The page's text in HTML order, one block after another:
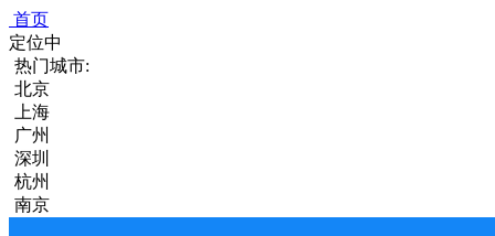
首页
定位中
热门城市:
北京
上海
广州
深圳
杭州
南京